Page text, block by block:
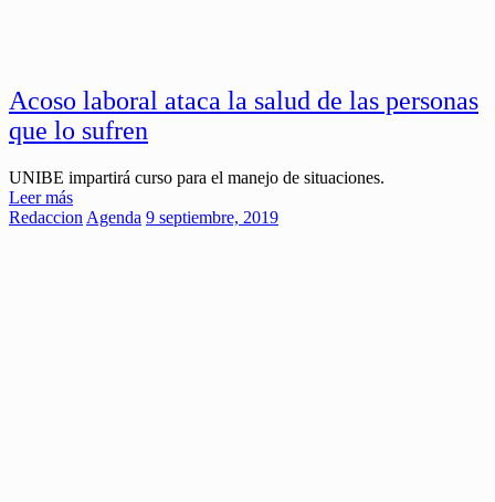
Acoso laboral ataca la salud de las personas
que lo sufren
UNIBE impartirá curso para el manejo de situaciones.
Leer más
Redaccion Agenda 9 septiembre, 2019